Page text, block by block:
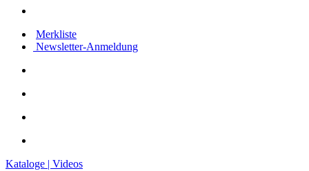
Merkliste
Newsletter-Anmeldung
Kataloge | Videos